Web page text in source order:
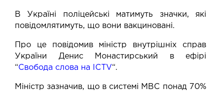
В Україні поліцейські матимуть значки, які
повідомлятимуть, що вони вакциновані.
Про це повідомив міністр внутрішніх справ
України Денис Монастирський в ефірі
“Свобода слова на ICTV“.
Міністр зазначив, що в системі МВС понад 70%